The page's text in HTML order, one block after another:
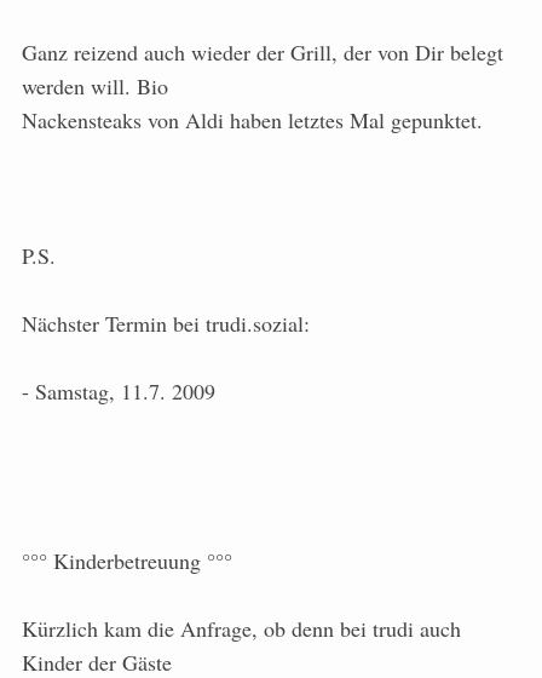
Ganz reizend auch wieder der Grill, der von Dir belegt
werden will. Bio
Nackensteaks von Aldi haben letztes Mal gepunktet.
P.S.
Nächster Termin bei trudi.sozial:
- Samstag, 11.7. 2009
°°° Kinderbetreuung °°°
Kürzlich kam die Anfrage, ob denn bei trudi auch
Kinder der Gäste